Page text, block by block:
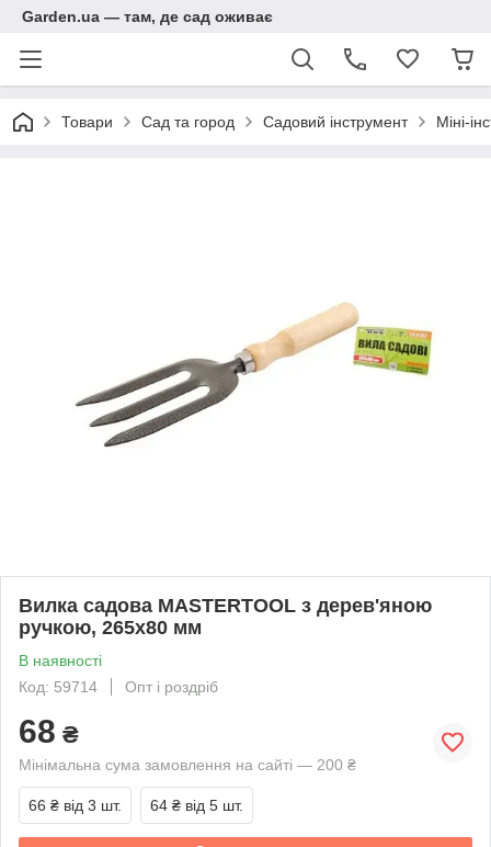
Garden.ua — там, де сад оживає
Товари Сад та город Садовий інструмент Міні-
Вилка садова MASTERTOOL з дерев'яною
ручкою, 265х80 мм
В наявності
Код: 59714
Опт і роздріб
68 ₴
Мінімальна сума замовлення на сайті — 200 ₴
66 ₴ від 3 шт. 64 ₴ від 5 шт.